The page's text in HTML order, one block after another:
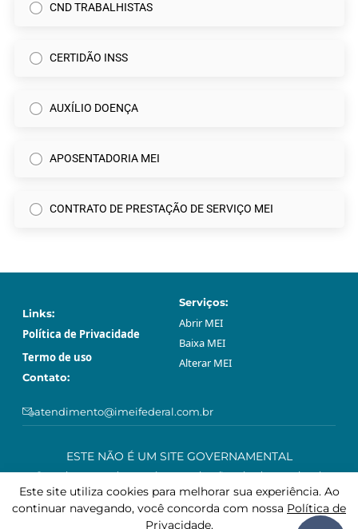
CND TRABALHISTAS
CERTIDÃO INSS
AUXÍLIO DOENÇA
APOSENTADORIA MEI
CONTRATO DE PRESTAÇÃO DE SERVIÇO MEI
Links:
Política de Privacidade
Termo de uso
Serviços:
Abrir МЕI
Baixa МЕI
Alterar МЕI
Contato:
atendimento@imeifederal.com.br
ESTE NÃO É UM SITE GOVERNAMENTAL
O serviço prestado através neste site são privado e opcional.
Podem ser feitos gratuitamente sem o acompanhamento profissional
deste site, através da plataforma governamental gov.br.
Este site utiliza cookies para melhorar sua experiência. Ao
continuar navegando, você concorda com nossa Política de
Privacidade.